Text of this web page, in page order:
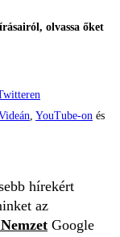
olvassa őket
, YouTube-on és
hírekért
az
Google